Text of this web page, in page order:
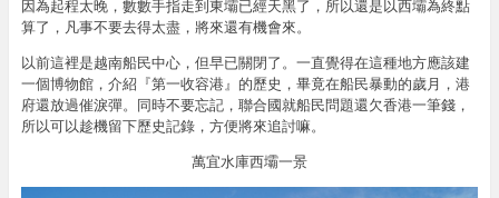
因為起程太晚，數數手指走到東壩已經天黑了，所以還是以西壩為終點
算了，凡事不要去得太盡，將來還有機會來。
以前這裡是越南船民中心，但早已關閉了。一直覺得在這種地方應該建
一個博物館，介紹『第一收容港』的歷史，畢竟在船民暴動的歲月，港
府還放過催淚彈。同時不要忘記，聯合國就船民問題還欠香港一筆錢，
所以可以趁機留下歷史記錄，方便將來追討嘛。
萬宜水庫西壩一景